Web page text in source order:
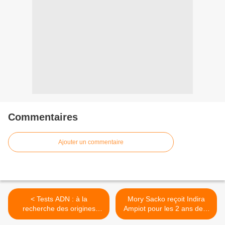
Commentaires
Ajouter un commentaire
< Tests ADN : à la
recherche des origines
dans "Reportages
Mory Sacko reçoit Indira
Ampiot pour les 2 ans de «
Cuisine ouverte » ce soir